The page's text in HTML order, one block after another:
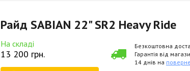
Райд SABIAN 22" SR2 Heavy Ride
На складі
13 200 грн.
Безкоштовна
Гарантія від
14 днів на